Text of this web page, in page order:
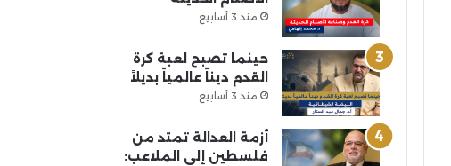
منذ 3 أسابيع
حينما تصبح لعبة كرة
القدم ديناً عالمياً بديلاً
منذ 3 أسابيع
أزمة العدالة تمتد من
فلسطين إلى الملاعب: